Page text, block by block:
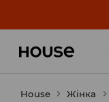
House Жінка